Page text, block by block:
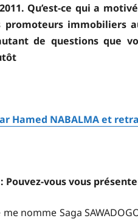
Qu’est-ce qui a
immobiliers
de questions que
Hamed NABALMA et
Pouvez-vous vous
me nomme Saga